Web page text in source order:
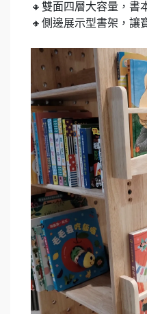
🔸雙面四層大容量，書
🔸側邊展示型書架，讓